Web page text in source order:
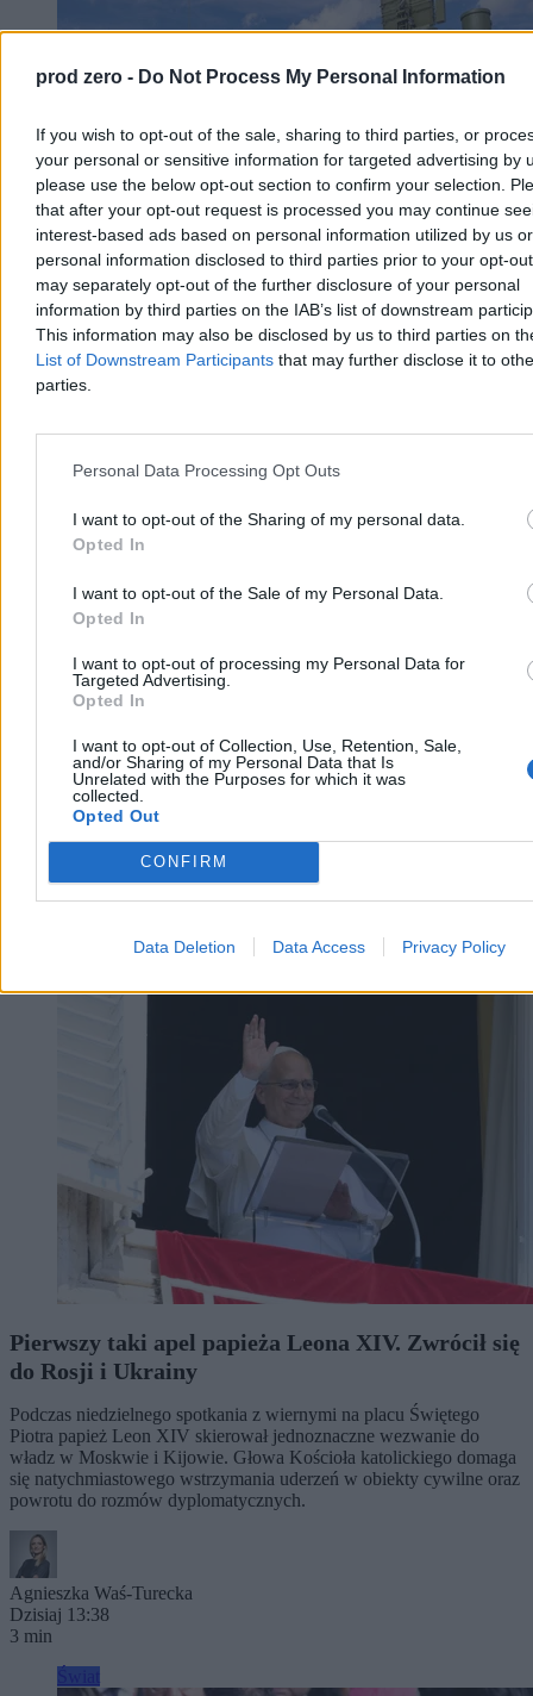
prod zero - Do Not Process My Personal Information
If you wish to opt-out of the sale, sharing to third parties, or
your personal or sensitive information for targeted advertising by
please use the below opt-out section to confirm your selection.
that after your opt-out request is processed you may continue
interest-based ads based on personal information utilized by us or
personal information disclosed to third parties prior to your opt-
may separately opt-out of the further disclosure of your personal
information by third parties on the IAB’s list of downstream
This information may also be disclosed by us to third parties on
List of Downstream Participants that may further disclose it to
parties.
Personal Data Processing Opt Outs
I want to opt-out of the Sharing of my personal data.
Opted In
I want to opt-out of the Sale of my Personal Data.
Opted In
I want to opt-out of processing my Personal Data for
Targeted Advertising.
Opted In
I want to opt-out of Collection, Use, Retention, Sale,
and/or Sharing of my Personal Data that Is
Unrelated with the Purposes for which it was
collected.
Opted Out
CONFIRM
Data Deletion Data Access Privacy Policy
Wojna w Ukrainie. Drony zniszczyły S-400 i trzy
rosyjskie statki na Morzu Czarnym
Ukraińskie Siły Systemów Bezzałogowych poinformowały o
Gelendżyku, zestawu Pancyr-S1 oraz trzech stacji radiolokacyjnych.
ogłosił dowódca SBS, mjr Robert „Madiar” Browdi.
Dzisiaj 14:37
Pierwszy taki apel papieża Leona XIV. Zwrócił się
do Rosji i Ukrainy
Podczas niedzielnego spotkania z wiernymi na placu Świętego
Piotra papież Leon XIV skierował jednoznaczne wezwanie do
władz w Moskwie i Kijowie. Głowa Kościoła katolickiego domaga
się natychmiastowego wstrzymania uderzeń w obiekty cywilne oraz
powrotu do rozmów dyplomatycznych.
Agnieszka Waś-Turecka
Dzisiaj 13:38
3 min